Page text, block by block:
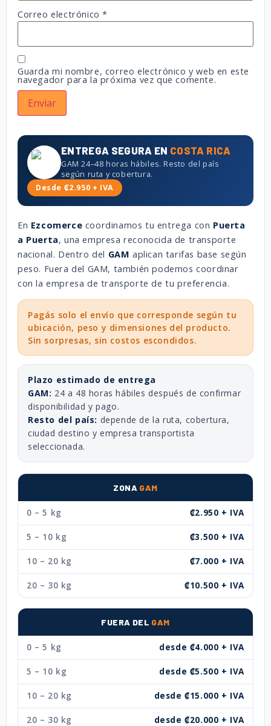
Correo electrónico*
Guarda mi nombre, correo electrónico y web en este
navegador para la próxima vez que comente.
ENTREGA SEGURA EN COSTA RICA
GAM 24–48 horas hábiles. Resto del país
según ruta y cobertura.
Desde ₡2.950 + IVA
En Ezcomerce coordinamos tu entrega con Puerta
a Puerta, una empresa reconocida de transporte
nacional. Dentro del GAM aplican tarifas base según
peso. Fuera del GAM, también podemos coordinar
con la empresa de transporte de tu preferencia.
Pagás solo el envío que corresponde según tu
ubicación, peso y dimensiones del producto.
Sin sorpresas, sin costos escondidos.
Plazo estimado de entrega
GAM: 24 a 48 horas hábiles después de confirmar
disponibilidad y pago.
Resto del país: depende de la ruta, cobertura,
ciudad destino y empresa transportista
seleccionada.
ZONA GAM
0 – 5 kg ₡2.950 + IVA
5 – 10 kg ₡3.500 + IVA
10 – 20 kg ₡7.000 + IVA
20 – 30 kg ₡10.500 + IVA
FUERA DEL GAM
0 – 5 kg desde ₡4.000 + IVA
5 – 10 kg desde ₡5.500 + IVA
10 – 20 kg desde ₡15.000 + IVA
20 – 30 kg desde ₡20.000 + IVA